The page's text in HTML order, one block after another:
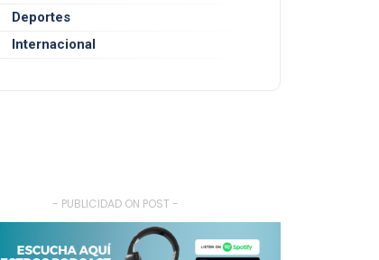
Deportes
Internacional
- PUBLICIDAD ON POST -